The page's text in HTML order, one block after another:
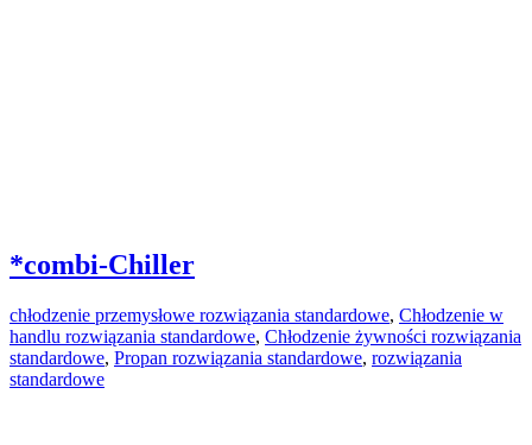
*combi-Chiller
chłodzenie przemysłowe rozwiązania standardowe, Chłodzenie w
handlu rozwiązania standardowe, Chłodzenie żywności rozwiązania
standardowe, Propan rozwiązania standardowe, rozwiązania
standardowe